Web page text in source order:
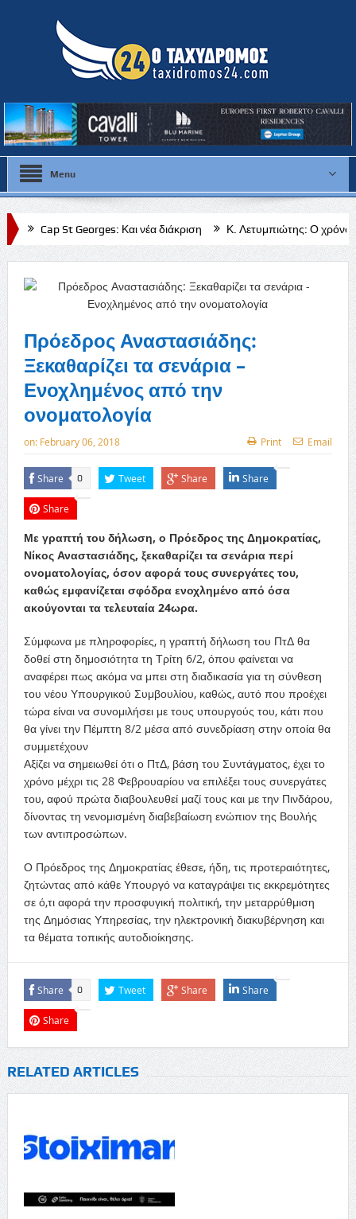
Menu
Και νέα διάκριση Κ. Λετυμπιώτης: Ο χρόνος δεν νομιμοποιεί
Κυβέρνησης προς τη Νατά και όλες τις κοινότητες της Πάφου»
Πρόεδρος Αναστασιάδης:
Ξεκαθαρίζει τα σενάρια –
Ενοχλημένος από την
ονοματολογία
on: February 06, 2018 Print Email
Share 0 Tweet Share Share
Share
Με γραπτή του δήλωση, ο Πρόεδρος της Δημοκρατίας,
Νίκος Αναστασιάδης, ξεκαθαρίζει τα σενάρια περί
ονοματολογίας, όσον αφορά τους συνεργάτες του,
καθώς εμφανίζεται σφόδρα ενοχλημένο από όσα
ακούγονται τα τελευταία 24ωρα.
Σύμφωνα με πληροφορίες, η γραπτή δήλωση του ΠτΔ θα
δοθεί στη δημοσιότητα τη Τρίτη 6/2, όπου φαίνεται να
αναφέρει πως ακόμα να μπει στη διαδικασία για τη σύνθεση
του νέου Υπουργικού Συμβουλίου, καθώς, αυτό που προέχει
τώρα είναι να συνομιλήσει με τους υπουργούς του, κάτι που
θα γίνει την Πέμπτη 8/2 μέσα από συνεδρίαση στην οποία θα
συμμετέχουν
Αξίζει να σημειωθεί ότι ο ΠτΔ, βάση του Συντάγματος, έχει το
χρόνο μέχρι τις 28 Φεβρουαρίου να επιλέξει τους συνεργάτες
του, αφού πρώτα διαβουλευθεί μαζί τους και με την Πινδάρου,
δίνοντας τη νενομισμένη διαβεβαίωση ενώπιον της Βουλής
των αντιπροσώπων.
Ο Πρόεδρος της Δημοκρατίας έθεσε, ήδη, τις προτεραιότητες,
ζητώντας από κάθε Υπουργό να καταγράψει τις εκκρεμότητες
σε ό,τι αφορά την προσφυγική πολιτική, την μεταρρύθμιση
της Δημόσιας Υπηρεσίας, την ηλεκτρονική διακυβέρνηση και
τα θέματα τοπικής αυτοδιοίκησης.
Share 0 Tweet Share Share
Share
RELATED ARTICLES